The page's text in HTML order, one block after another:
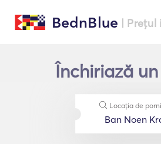
BednBlue |
Închiriază
Locația de